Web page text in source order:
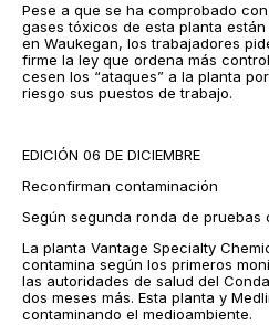
Pese a que se ha comprobado
gases tóxicos de esta planta
en Waukegan, los trabajadores
firme la ley que ordena más
cesen los “ataques” a la planta
riesgo sus puestos de trabajo.
EDICIÓN 06 DE DICIEMBRE
Reconfirman contaminación
Según segunda ronda de pruebas
La planta Vantage Specialty
contamina según los primeros
las autoridades de salud del
dos meses más. Esta planta y
contaminando el medioambiente.